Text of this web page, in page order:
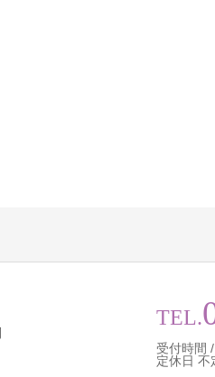
TEL.
受付時間
定休日 不